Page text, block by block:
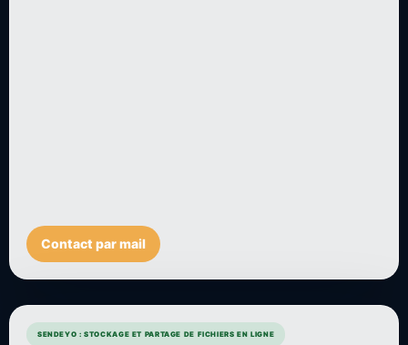
Contact par mail
SENDEYO : STOCKAGE ET PARTAGE DE FICHIERS EN LIGNE